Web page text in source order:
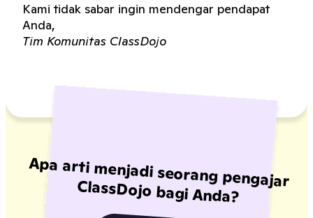
Kami tidak sabar ingin mendengar pendapat
Anda,
Tim Komunitas ClassDojo
Apa arti menjadi seorang pengajar
ClassDojo bagi Anda?